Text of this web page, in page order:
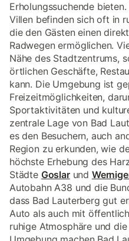
Erholungssuchende
Villen befinden sich oft in
die den Gästen einen
Radwegen ermöglichen.
Nähe des Stadtzentrums,
örtlichen Geschäfte,
kann. Die Umgebung ist
Freizeitmöglichkeiten,
Sportaktivitäten und
zentrale Lage von Bad
es den Besuchern, auch
Region zu erkunden, wie
höchste Erhebung des
Städte Goslarund
Autobahn A38 und die
dass Bad Lauterberg gut
Auto als auch mit
ruhige Atmosphäre und